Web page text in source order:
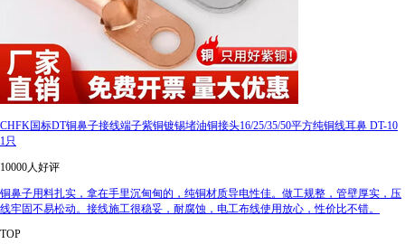
CHFK国标DT铜鼻子接线端子紫铜镀锡堵油铜接头16/25/35/50平方纯铜线耳鼻 DT-10
1只
10000人好评
铜鼻子用料扎实，拿在手里沉甸甸的，纯铜材质导电性佳。做工规整，管壁厚实，压
线牢固不易松动。接线施工很稳妥，耐腐蚀，电工布线使用放心，性价比不错。
TOP